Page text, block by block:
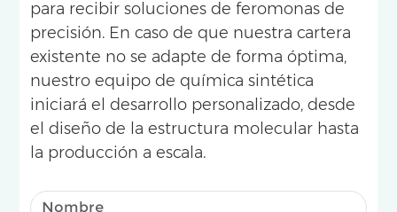
para recibir soluciones de feromonas de
precisión. En caso de que nuestra cartera
existente no se adapte de forma óptima,
nuestro equipo de química sintética
iniciará el desarrollo personalizado, desde
el diseño de la estructura molecular hasta
la producción a escala.